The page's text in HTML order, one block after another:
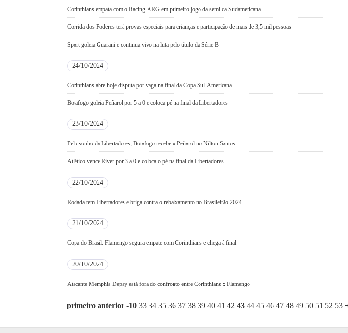
Corinthians empata com o Racing-ARG em primeiro jogo da semi da Sudamericana
Corrida dos Poderes terá provas especiais para crianças e participação de mais de 3,5 mil pessoas
Sport goleia Guarani e continua vivo na luta pelo título da Série B
24/10/2024
Corinthians abre hoje disputa por vaga na final da Copa Sul-Americana
Botafogo goleia Peñarol por 5 a 0 e coloca pé na final da Libertadores
23/10/2024
Pelo sonho da Libertadores, Botafogo recebe o Peñarol no Nilton Santos
Atlético vence River por 3 a 0 e coloca o pé na final da Libertadores
22/10/2024
Rodada tem Libertadores e briga contra o rebaixamento no Brasileirão 2024
21/10/2024
Copa do Brasil: Flamengo segura empate com Corinthians e chega à final
20/10/2024
Atacante Memphis Depay está fora do confronto entre Corinthians x Flamengo
primeiro anterior -10 33 34 35 36 37 38 39 40 41 42 4344 45 46 47 48 49 50 51 52 53